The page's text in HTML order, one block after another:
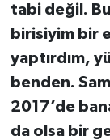
tabi değil.
birisiyim bir
yaptırdım,
benden.
2017’de
da olsa bir